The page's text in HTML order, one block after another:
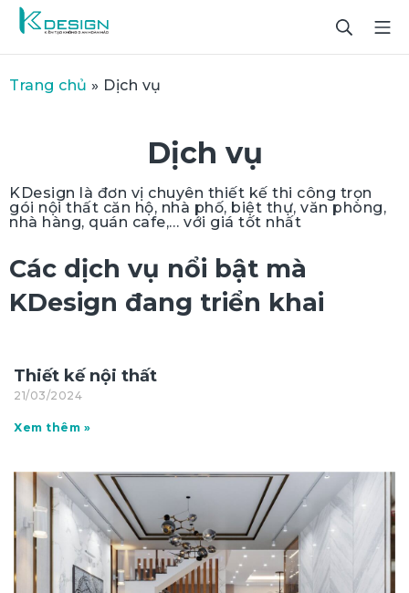
Trang chủ » Dịch vụ
Dịch vụ
KDesign là đơn vị chuyên thiết kế thi công trọn
gói nội thất căn hộ, nhà phố, biệt thự, văn phòng,
nhà hàng, quán cafe,… với giá tốt nhất
Các dịch vụ nổi bật mà
KDesign đang triển khai
Thiết kế nội thất
21/03/2024
Xem thêm »